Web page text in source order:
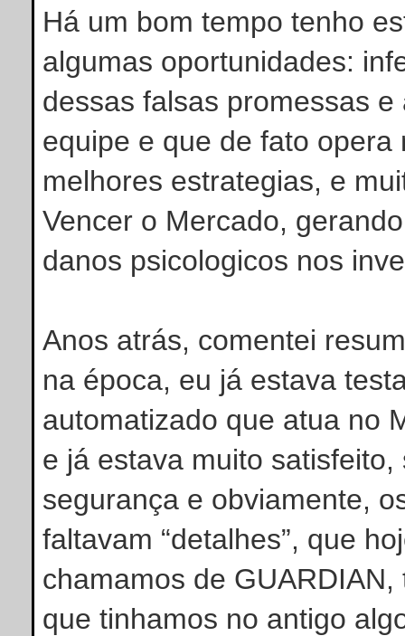
Há um bom tempo tenho
algumas oportunidades:
dessas falsas promessas
equipe e que de fato
melhores estrategias, e
Vencer o Mercado,
danos psicologicos nos
Anos atrás, comentei
na época, eu já estava
automatizado que atua no
e já estava muito
segurança e obviamente,
faltavam “detalhes”, que
chamamos de
que tinhamos no antigo